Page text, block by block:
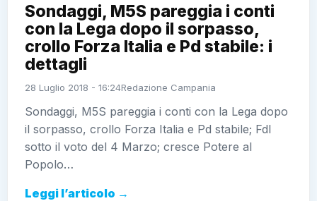
Sondaggi, M5S pareggia i conti
con la Lega dopo il sorpasso,
crollo Forza Italia e Pd stabile: i
dettagli
28 Luglio 2018 - 16:24Redazione Campania
Sondaggi, M5S pareggia i conti con la Lega dopo
il sorpasso, crollo Forza Italia e Pd stabile; FdI
sotto il voto del 4 Marzo; cresce Potere al
Popolo…
Leggi l’articolo →